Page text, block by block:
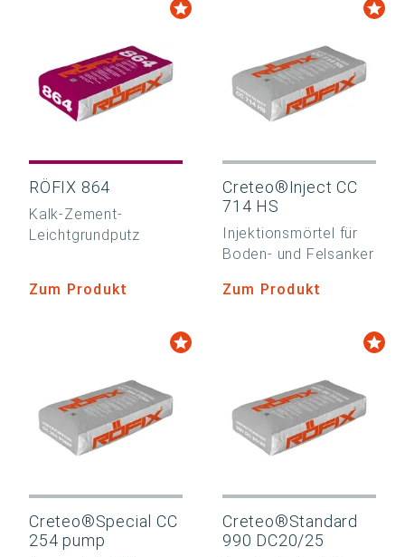
RÖFIX 864
Kalk-Zement-
Leichtgrundputz
Zum Produkt
Creteo®Inject CC
714 HS
Injektionsmörtel für
Boden- und Felsanker
Zum Produkt
Creteo®Special CC
254 pump
Creteo®Standard
990 DC20/25